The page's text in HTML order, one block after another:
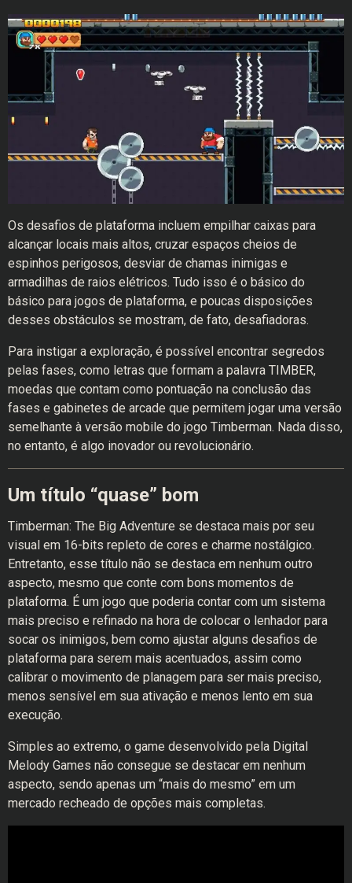
Os desafios de plataforma incluem empilhar caixas para
alcançar locais mais altos, cruzar espaços cheios de
espinhos perigosos, desviar de chamas inimigas e
armadilhas de raios elétricos. Tudo isso é o básico do
básico para jogos de plataforma, e poucas disposições
desses obstáculos se mostram, de fato, desafiadoras.
Para instigar a exploração, é possível encontrar segredos
pelas fases, como letras que formam a palavra TIMBER,
moedas que contam como pontuação na conclusão das
fases e gabinetes de arcade que permitem jogar uma versão
semelhante à versão mobile do jogo Timberman. Nada disso,
no entanto, é algo inovador ou revolucionário.
Um título “quase” bom
Timberman: The Big Adventure se destaca mais por seu
visual em 16-bits repleto de cores e charme nostálgico.
Entretanto, esse título não se destaca em nenhum outro
aspecto, mesmo que conte com bons momentos de
plataforma. É um jogo que poderia contar com um sistema
mais preciso e refinado na hora de colocar o lenhador para
socar os inimigos, bem como ajustar alguns desafios de
plataforma para serem mais acentuados, assim como
calibrar o movimento de planagem para ser mais preciso,
menos sensível em sua ativação e menos lento em sua
execução.
Simples ao extremo, o game desenvolvido pela Digital
Melody Games não consegue se destacar em nenhum
aspecto, sendo apenas um “mais do mesmo” em um
mercado recheado de opções mais completas.